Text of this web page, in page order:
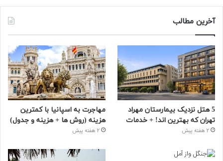
آخرین مطالب
5 هتل نزدیک بیمارستان مهراد
تهران که بهترین‌ اند! + خدمات
2 هفته پیش
مهاجرت به اسپانیا با کمترین
هزینه (روش ها + هزینه و جدول)
2 هفته پیش